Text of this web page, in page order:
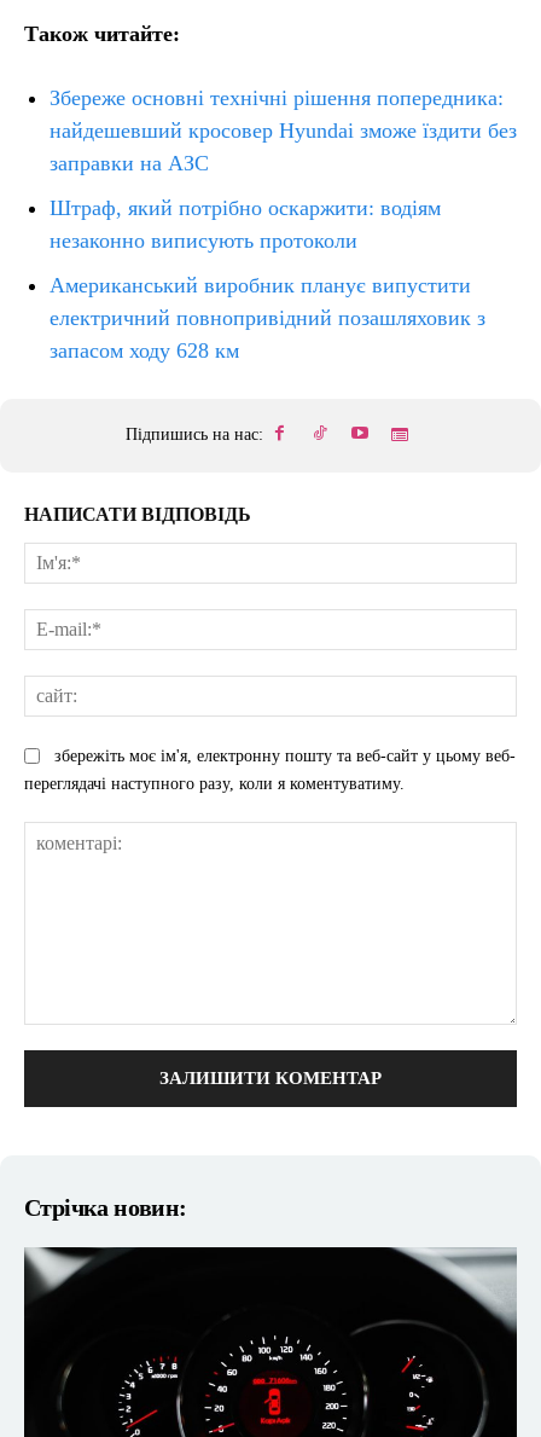
Також читайте:
Збереже основні технічні рішення попередника:
найдешевший кросовер Hyundai зможе їздити без
заправки на АЗС
Штраф, який потрібно оскаржити: водіям
незаконно виписують протоколи
Американський виробник планує випустити
електричний повнопривідний позашляховик з
запасом ходу 628 км
Підпишись на нас:
НАПИСАТИ ВІДПОВІДЬ
збережіть моє ім'я, електронну пошту та веб-сайт у цьому веб-
переглядачі наступного разу, коли я коментуватиму.
Стрічка новин: